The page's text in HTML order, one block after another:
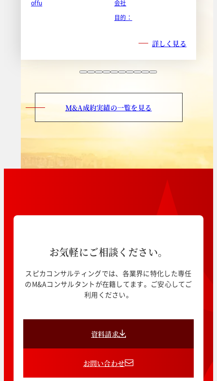
offu
会社
目的：
詳しく見る
M&A成約実績の一覧を見る
お気軽にご相談ください。
スピカコンサルティングでは、各業界に特化した専任
のM&Aコンサルタントが在籍してます。ご安心してご
利用ください。
資料請求
お問い合わせ